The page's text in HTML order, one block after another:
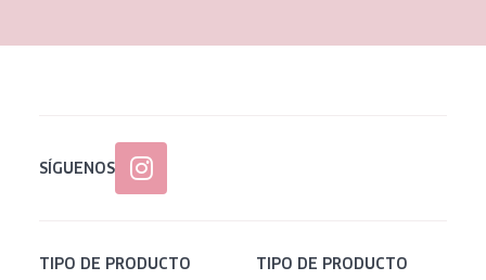
SÍGUENOS
TIPO DE PRODUCTO TIPO DE PRODUCTO